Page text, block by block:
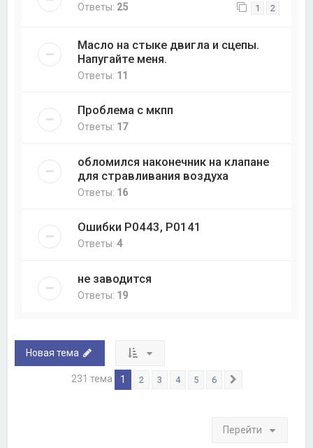
Ответы: 25 1 2
Масло на стыке двигла и сцепы.
Напугайте меня.
Ответы: 11
Проблема с мкпп
Ответы: 17
обломился наконечник на клапане
для стравливания воздуха
Ответы: 16
Ошибки P0443, P0141
Ответы:4
не заводится
Ответы: 19
Новая тема
231 тема 1 2 3 4 5 6
Перейти